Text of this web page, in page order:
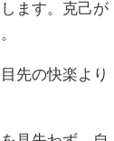
ます。克己が
先の快楽より